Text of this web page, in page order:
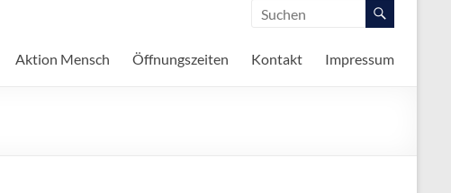
Aktion Mensch Öffnungszeiten Kontakt Impressum